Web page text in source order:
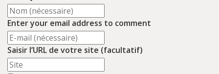
Enter your email address to comment
Saisir l’URL de votre site (facultatif)